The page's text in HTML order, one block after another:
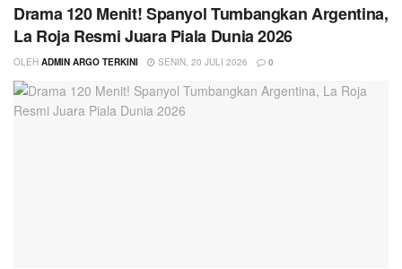
Drama 120 Menit! Spanyol Tumbangkan Argentina,
La Roja Resmi Juara Piala Dunia 2026
OLEH ADMIN ARGO TERKINI SENIN, 20 JULI 2026 0